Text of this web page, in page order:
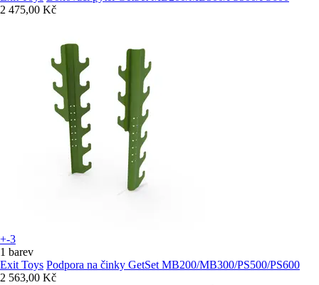
2 475,00 Kč
+-3
1 barev
Exit Toys Podpora na činky GetSet MB200/MB300/PS500/PS600
2 563,00 Kč